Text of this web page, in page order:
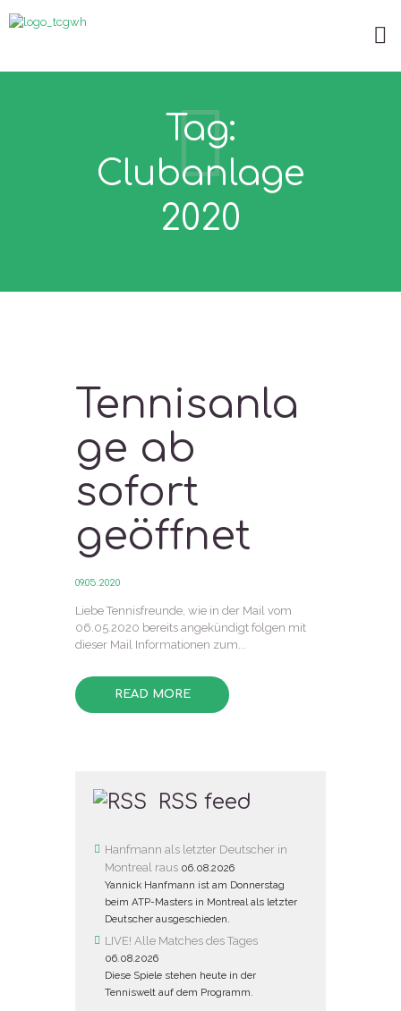
Tag:
Clubanlage
2020
Tennisanla
ge ab
sofort
geöffnet
09.05.2020
Liebe Tennisfreunde, wie in der Mail vom
06.05.2020 bereits angekündigt folgen mit
dieser Mail Informationen zum...
READ MORE
RSS feed
Hanfmann als letzter Deutscher in
Montreal raus 06.08.2026
Yannick Hanfmann ist am Donnerstag
beim ATP-Masters in Montreal als letzter
Deutscher ausgeschieden.
LIVE! Alle Matches des Tages
06.08.2026
Diese Spiele stehen heute in der
Tenniswelt auf dem Programm.